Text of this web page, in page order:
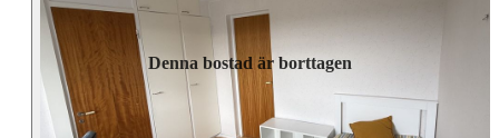
Denna bostad är borttagen